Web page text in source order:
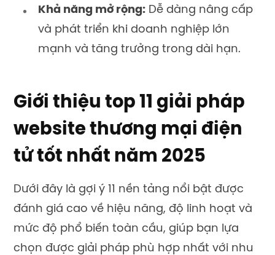
Khả năng mở rộng: Dễ dàng nâng cấp
và phát triển khi doanh nghiệp lớn
mạnh và tăng trưởng trong dài hạn.
Giới thiệu top 11 giải pháp
website thương mại điện
tử tốt nhất năm 2025
Dưới đây là gợi ý 11 nền tảng nổi bật được
đánh giá cao về hiệu năng, độ linh hoạt và
mức độ phổ biến toàn cầu, giúp bạn lựa
chọn được giải pháp phù hợp nhất với nhu